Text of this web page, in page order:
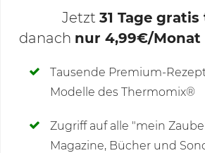
Deine Notizen
Jetzt 31 Tage
danach nur 4,99€/Monat
Tausende Premium-
Modelle des Thermomix®
Zugriff auf alle "mein
Magazine, Bücher und